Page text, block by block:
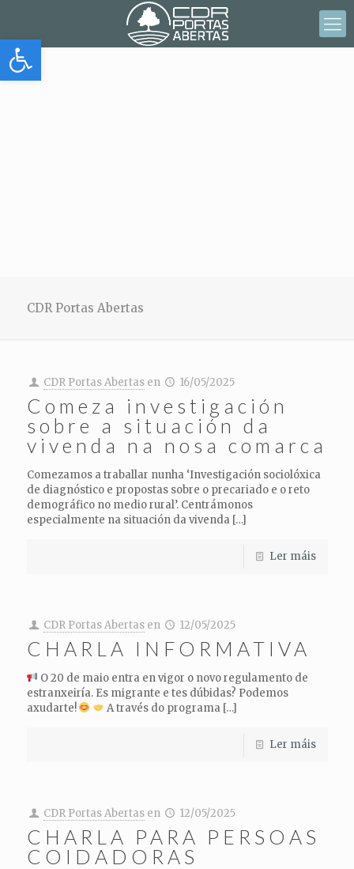
Abrir barra de herramientas
CDR Portas Abertas
CDR Portas Abertas en 16/05/2025
Comeza investigación
sobre a situación da
vivenda na nosa comarca
Comezamos a traballar nunha ‘Investigación sociolóxica
de diagnóstico e propostas sobre o precariado e o reto
demográfico no medio rural’. Centrámonos
especialmente na situación da vivenda[…]
Ler máis
CDR Portas Abertas en 12/05/2025
CHARLA INFORMATIVA
O 20 de maio entra en vigor o novo regulamento de
estranxeiría. Es migrante e tes dúbidas? Podemos
axudarte!
A través do programa […]
Ler máis
CDR Portas Abertas en 12/05/2025
CHARLA PARA PERSOAS
COIDADORAS